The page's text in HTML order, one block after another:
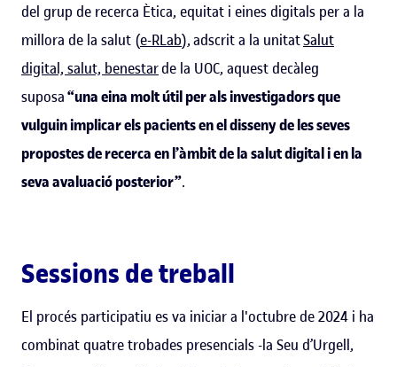
del grup de recerca Ètica, equitat i eines digitals per a la
millora de la salut (e-RLab), adscrit a la unitatSalut
digital, salut, benestarde la UOC, aquest decàleg
suposa“una eina molt útil per als investigadors que
vulguin implicar els pacients en el disseny de les seves
propostes de recerca en l’àmbit de la salut digital i en la
seva avaluació posterior”.
Sessions de treball
El procés participatiu es va iniciar a l'octubre de 2024 i ha
combinat quatre trobades presencials -la Seu d’Urgell,